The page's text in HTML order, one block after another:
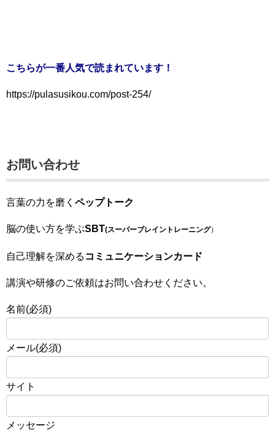
こちらが一番人気で読まれています！
https://pulasusikou.com/post-254/
お問い合わせ
言葉の力を磨く ペップトーク
脳の使い方を学ぶSBT(スーパーブレイントレーニング）
自己理解を深める コミュニケーションカード
講演や研修のご依頼はお問い合わせください。
名前(必須)
メール(必須)
サイト
メッセージ